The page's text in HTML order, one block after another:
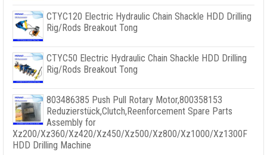
CTYC120 Electric Hydraulic Chain Shackle HDD Drilling
Rig/Rods Breakout Tong
CTYC50 Electric Hydraulic Chain Shackle HDD Drilling
Rig/Rods Breakout Tong
803486385 Push Pull Rotary Motor,800358153
Reduzierstück,Clutch, Reenforcement Spare Parts
Assembly for
Xz200/Xz360/Xz420/Xz450/Xz500/Xz800/Xz1000/Xz1300F
HDD Drilling Machine